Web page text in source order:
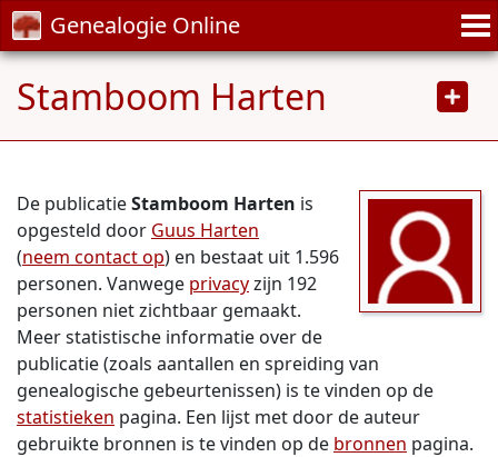
Genealogie Online
Stamboom Harten
De publicatieStamboom Harten is
opgesteld door Guus Harten
(neem contact op) en bestaat uit 1.596
personen. Vanwege privacyzijn 192
personen niet zichtbaar gemaakt.
Meer statistische informatie over de
publicatie (zoals aantallen en spreiding van
genealogische gebeurtenissen) is te vinden op de
statistieken pagina. Een lijst met door de auteur
gebruikte bronnen is te vinden op de bronnen pagina.